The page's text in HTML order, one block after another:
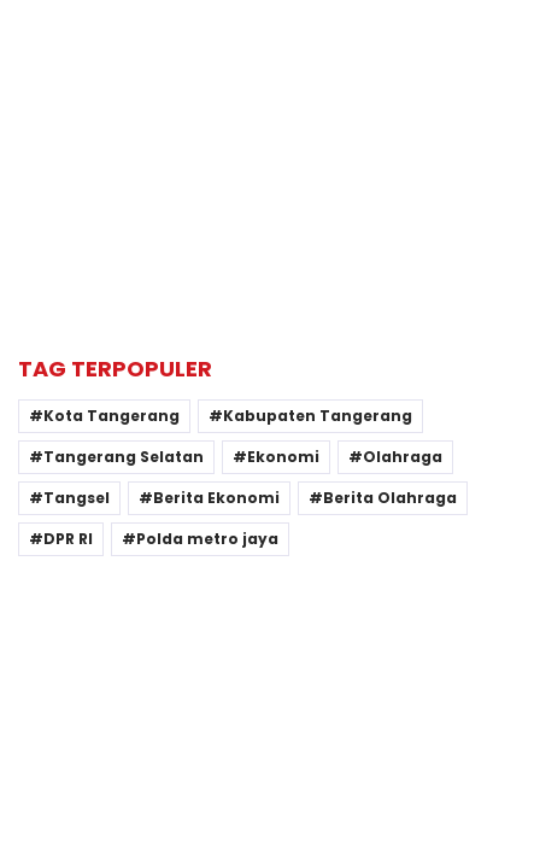
TAG TERPOPULER
Kota Tangerang
Kabupaten Tangerang
Tangerang Selatan
Ekonomi
Olahraga
Tangsel
Berita Ekonomi
Berita Olahraga
DPR RI
Polda metro jaya